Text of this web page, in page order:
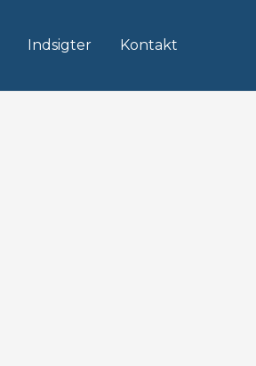
Indsigter Kontakt